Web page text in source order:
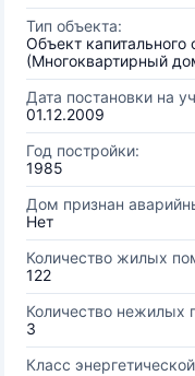
Тип объекта:
Объект капитального
(Многоквартирный
Дата постановки на
01.12.2009
Год постройки:
1985
Дом признан
Нет
Количество жилых
122
Количество нежилых
3
Класс